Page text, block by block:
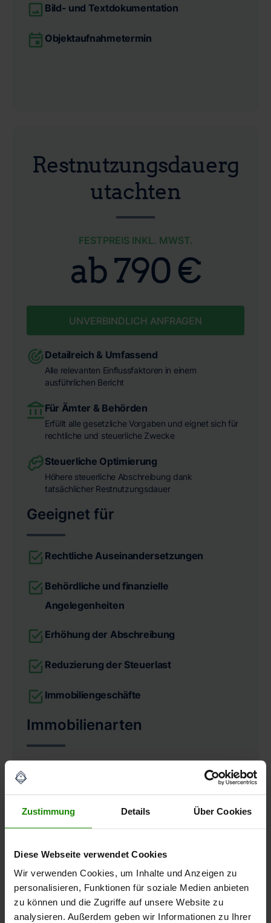
Zustimmung Details Über Cookies
Diese Webseite verwendet Cookies
Wir verwenden Cookies, um Inhalte und Anzeigen zu
personalisieren, Funktionen für soziale Medien anbieten
zu können und die Zugriffe auf unsere Website zu
analysieren. Außerdem geben wir Informationen zu Ihrer
Bild- und Textdokumentation
Objektaufnahmetermin
Restnutzungsdauerg
utachten
FESTPREIS INKL. MWST.
ab 790 €
UNVERBINDLICH ANFRAGEN
Detailreich & Umfassend
Alle relevanten Einflussfaktoren in einem
ausführlichen Bericht
Für Ämter & Behörden
Erfüllt alle gesetzliche Vorgaben und eignet sich für
rechtliche und steuerliche Zwecke
Steuerliche Optimierung
Höhere steuerliche Abschreibung dank
tatsächlicher Restnutzungsdauer
Geeignet für
Rechtliche Auseinandersetzungen
Behördliche und finanzielle
Angelegenheiten
Erhöhung der Abschreibung
Reduzierung der Steuerlast
Immobiliengeschäfte
Immobilienarten
Eigentumswohnungen
Mehrfamilienhäuser
Wohn- und Geschäftshäuser
Umfang